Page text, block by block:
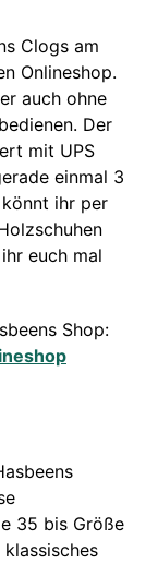
Clogs am
Onlineshop.
auch ohne
Der
mit UPS
einmal 3
ihr per
euch mal
Shop:
35 bis Größe